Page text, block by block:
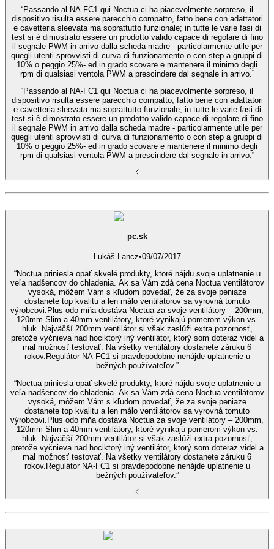
“Passando al NA-FC1 qui Noctua ci ha piacevolmente sorpreso, il
dispositivo risulta essere parecchio compatto, fatto bene con adattatori
e cavetteria sleevata ma soprattutto funzionale; in tutte le varie fasi di
test si è dimostrato essere un prodotto valido capace di regolare di fino
il segnale PWM in arrivo dalla scheda madre - particolarmente utile per
quegli utenti sprovvisti di curva di funzionamento o con step a gruppi di
10% o peggio 25%- ed in grado scovare e mantenere il minimo degli
rpm di qualsiasi ventola PWM a prescindere dal segnale in arrivo.”
“Passando al NA-FC1 qui Noctua ci ha piacevolmente sorpreso, il
dispositivo risulta essere parecchio compatto, fatto bene con adattatori
e cavetteria sleevata ma soprattutto funzionale; in tutte le varie fasi di
test si è dimostrato essere un prodotto valido capace di regolare di fino
il segnale PWM in arrivo dalla scheda madre - particolarmente utile per
quegli utenti sprovvisti di curva di funzionamento o con step a gruppi di
10% o peggio 25%- ed in grado scovare e mantenere il minimo degli
rpm di qualsiasi ventola PWM a prescindere dal segnale in arrivo.”
pc.sk
Lukáš Lancz•09/07/2017
“Noctua priniesla opäť skvelé produkty, ktoré nájdu svoje uplatnenie u
veľa nadšencov do chladenia. Ak sa Vám zdá cena Noctua ventilátorov
vysoká, môžem Vám s kľudom povedať, že za svoje peniaze
dostanete top kvalitu a len málo ventilátorov sa vyrovná tomuto
výrobcovi.Plus odo mňa dostáva Noctua za svoje ventilátory – 200mm,
120mm Slim a 40mm ventilátory, ktoré vynikajú pomerom výkon vs.
hluk. Najväčší 200mm ventilátor si však zaslúži extra pozornosť,
pretože vyčnieva nad hociktorý iný ventilátor, ktorý som doteraz videl a
mal možnosť testovať. Na všetky ventilátory dostanete záruku 6
rokov.Regulátor NA-FC1 si pravdepodobne nenájde uplatnenie u
bežných používateľov.”
“Noctua priniesla opäť skvelé produkty, ktoré nájdu svoje uplatnenie u
veľa nadšencov do chladenia. Ak sa Vám zdá cena Noctua ventilátorov
vysoká, môžem Vám s kľudom povedať, že za svoje peniaze
dostanete top kvalitu a len málo ventilátorov sa vyrovná tomuto
výrobcovi.Plus odo mňa dostáva Noctua za svoje ventilátory – 200mm,
120mm Slim a 40mm ventilátory, ktoré vynikajú pomerom výkon vs.
hluk. Najväčší 200mm ventilátor si však zaslúži extra pozornosť,
pretože vyčnieva nad hociktorý iný ventilátor, ktorý som doteraz videl a
mal možnosť testovať. Na všetky ventilátory dostanete záruku 6
rokov.Regulátor NA-FC1 si pravdepodobne nenájde uplatnenie u
bežných používateľov.”